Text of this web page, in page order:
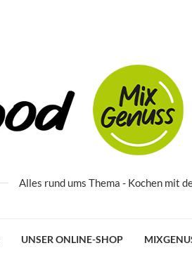
Alles rund ums Thema - Kochen mit
UNSER ONLINE-SHOP